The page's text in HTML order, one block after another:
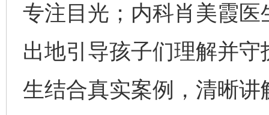
专注目光；内科肖美霞
出地引导孩子们理解并
生结合真实案例，清晰